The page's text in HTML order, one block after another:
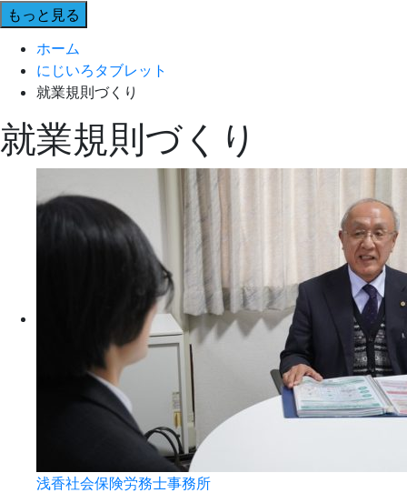
もっと見る
ホーム
にじいろタブレット
就業規則づくり
就業規則づくり
浅香社会保険労務士事務所